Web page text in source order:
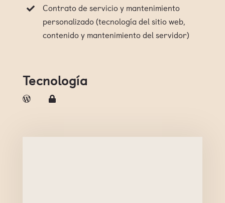
Contrato de servicio y mantenimiento
personalizado (tecnología del sitio web,
contenido y mantenimiento del servidor)
Tecnología